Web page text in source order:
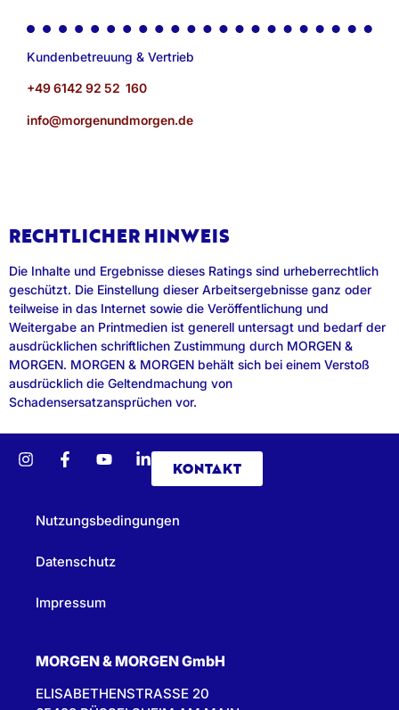
Kundenbetreuung & Vertrieb
+49 6142 92 52 160
info@morgenundmorgen.de
RECHTLICHER HINWEIS
Die Inhalte und Ergebnisse dieses Ratings sind urheberrechtlich
geschützt. Die Einstellung dieser Arbeitsergebnisse ganz oder
teilweise in das Internet sowie die Veröffentlichung und
Weitergabe an Printmedien ist generell untersagt und bedarf der
ausdrücklichen schriftlichen Zustimmung durch MORGEN &
MORGEN. MORGEN & MORGEN behält sich bei einem Verstoß
ausdrücklich die Geltendmachung von
Schadensersatzansprüchen vor.
KONTAKT
Nutzungsbedingungen
Datenschutz
Impressum
MORGEN & MORGEN GmbH
ELISABETHENSTRASSE 20